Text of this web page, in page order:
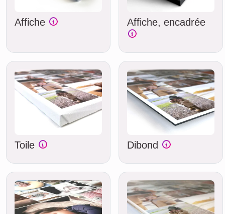
Affiche Affiche, encadrée
Toile Dibond